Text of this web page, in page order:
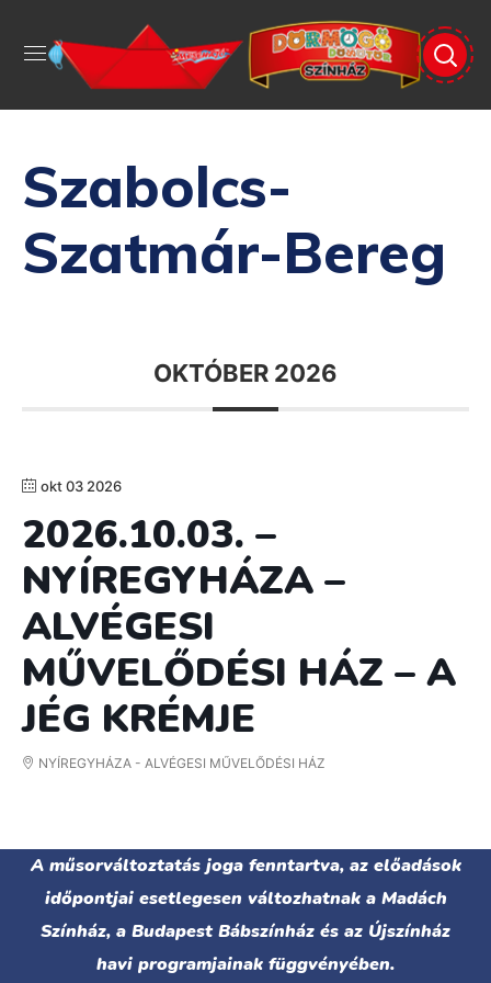
Szabolcs-
Szatmár-Bereg
OKTÓBER 2026
okt 03 2026
2026.10.03. –
NYÍREGYHÁZA –
ALVÉGESI
MŰVELŐDÉSI HÁZ – A
JÉG KRÉMJE
NYÍREGYHÁZA - ALVÉGESI MŰVELŐDÉSI HÁZ
A műsorváltoztatás joga fenntartva, az előadások
időpontjai esetlegesen változhatnak a Madách
Színház, a Budapest Bábszínház és az Újszínház
havi programjainak függvényében.